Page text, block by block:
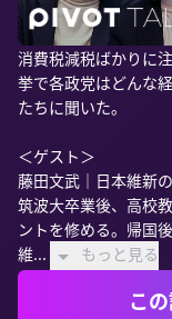
消費税減税ばかりに
挙で各政党はどんな
たちに聞いた。
＜ゲスト＞
藤田文武｜日本維新
筑波大卒業後、高校
ントを修める。帰国
維...
もっと見る
こ